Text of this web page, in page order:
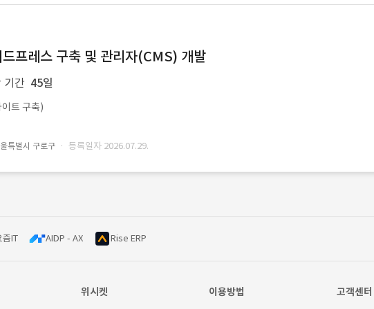
프레스 구축 및 관리자(CMS) 개발
기간 45일
트 구축)
특별시 구로구 · 등록일자 2026.07.29.
즘IT AIDP - AX Rise ERP
위시켓 이용방법 고객센터